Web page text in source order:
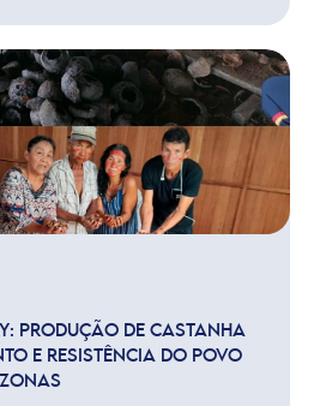
PRODUÇÃO DE CASTANHA
E RESISTÊNCIA DO POVO